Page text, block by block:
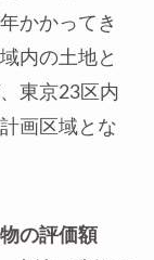
かかってき
内の土地と
東京23区内
画区域とな
の評価額